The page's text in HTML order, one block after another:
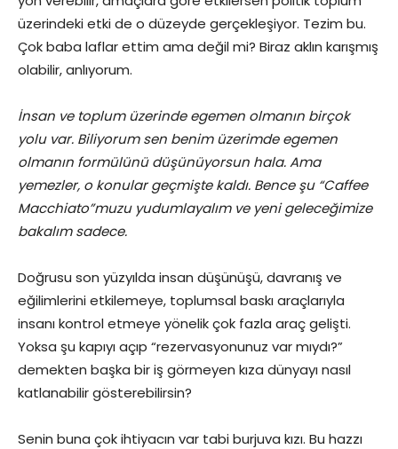
üzerindeki etki de o düzeyde gerçekleşiyor. Tezim bu.
Çok baba laflar ettim ama değil mi? Biraz aklın karışmış
olabilir, anlıyorum.
İnsan ve toplum üzerinde egemen olmanın birçok
yolu var. Biliyorum sen benim üzerimde egemen
olmanın formülünü düşünüyorsun hala. Ama
yemezler, o konular geçmişte kaldı. Bence şu “Caffee
Macchiato”muzu yudumlayalım ve yeni geleceğimize
bakalım sadece.
Doğrusu son yüzyılda insan düşünüşü, davranış ve
eğilimlerini etkilemeye, toplumsal baskı araçlarıyla
insanı kontrol etmeye yönelik çok fazla araç gelişti.
Yoksa şu kapıyı açıp “rezervasyonunuz var mıydı?”
demekten başka bir iş görmeyen kıza dünyayı nasıl
katlanabilir gösterebilirsin?
Senin buna çok ihtiyacın var tabi burjuva kızı. Bu hazzı